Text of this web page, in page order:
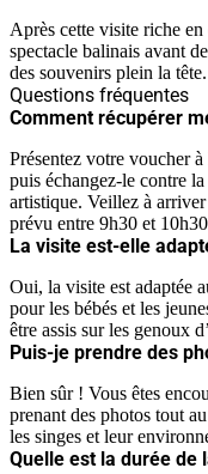
Après cette visite riche
spectacle balinais avant
des souvenirs plein la tête.
Questions fréquentes
Comment récupérer
Présentez votre voucher
puis échangez-le contre
artistique. Veillez à
prévu entre 9h30 et
La visite est-elle
Oui, la visite est adaptée
pour les bébés et les
être assis sur les genoux
Puis-je prendre des
Bien sûr ! Vous êtes
prenant des photos tout
les singes et leur
Quelle est la durée de